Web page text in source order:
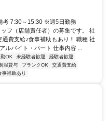
分 JR総武本線「成東駅」より車約
考 7:30～15:30 ※週5日勤務
フ（店舗責任者）の募集です。 社
費支給♪食事補助もあり！ 職種 社
ルバイト・パート 仕事内容 ...
OK 未経験者歓迎
経験者歓迎
服貸与 ブランクOK
交通費支給
事補助あり